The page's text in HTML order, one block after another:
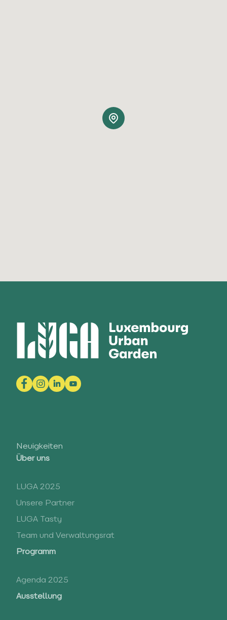
Neuigkeiten
Über uns
LUGA 2025
Unsere Partner
LUGA Tasty
Team und Verwaltungsrat
Programm
Agenda 2025
Ausstellung